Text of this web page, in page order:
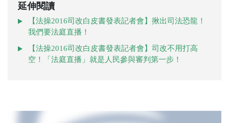
延伸閱讀
【法操2016司改白皮書發表記者會】揪出司法恐龍！
我們要法庭直播！
【法操2016司改白皮書發表記者會】司改不用打高
空！「法庭直播」就是人民參與審判第一步！